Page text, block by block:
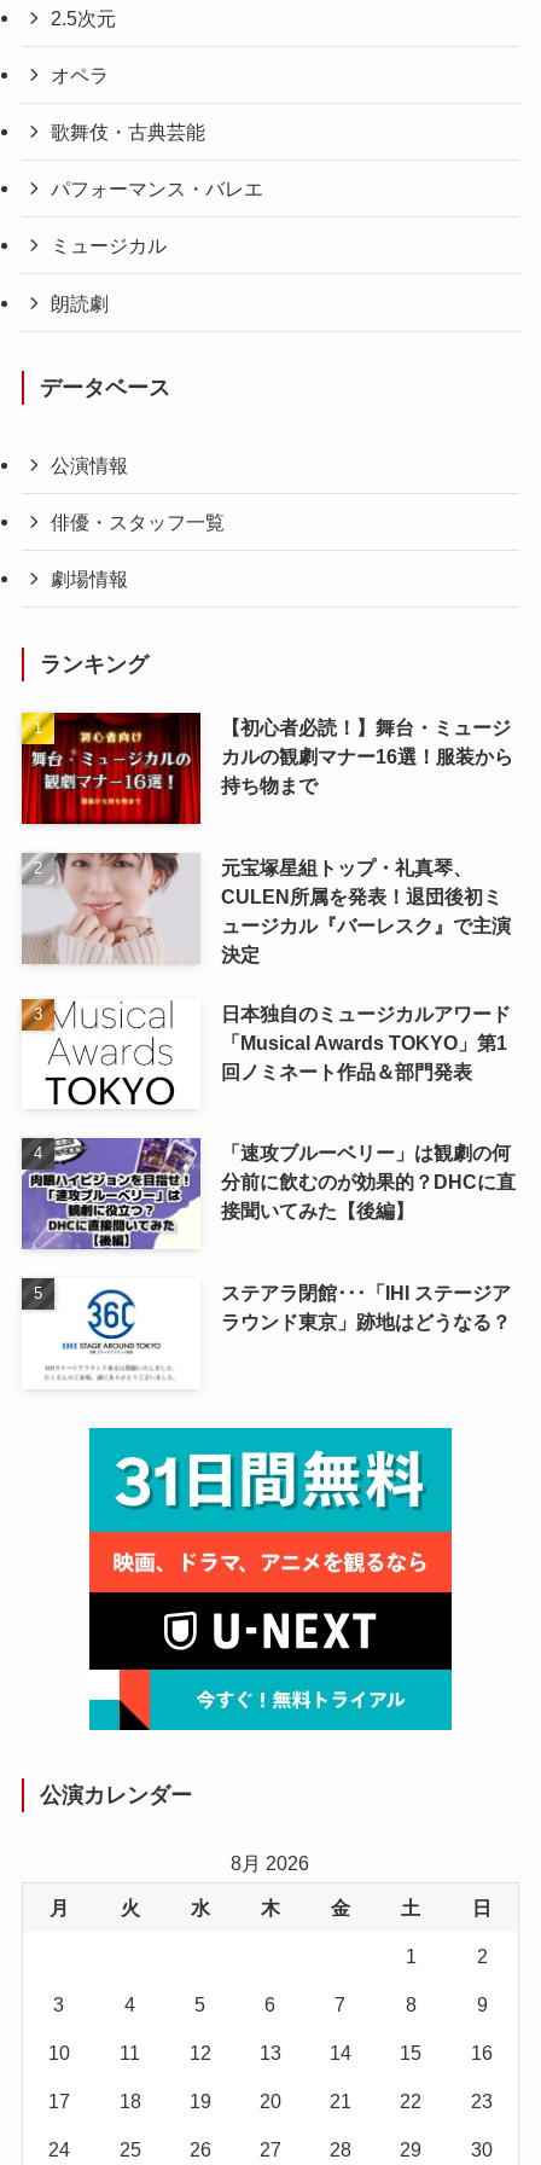
2.5次元
オペラ
歌舞伎・古典芸能
パフォーマンス・バレエ
ミュージカル
朗読劇
データベース
公演情報
俳優・スタッフ一覧
劇場情報
ランキング
【初心者必読！】舞台・ミュージ
カルの観劇マナー16選！服装から
持ち物まで
元宝塚星組トップ・礼真琴、
CULEN所属を発表！退団後初ミ
ュージカル『バーレスク』で主演
決定
日本独自のミュージカルアワード
「Musical Awards TOKYO」第1
回ノミネート作品＆部門発表
「速攻ブルーベリー」は観劇の何
分前に飲むのが効果的？DHCに直
接聞いてみた【後編】
ステアラ閉館･･･「IHI ステージア
ラウンド東京」跡地はどうなる？
公演カレンダー
8月 2026
月 火 水 木 金 土 日
1 2
3 4 5 6 7 8 9
10 11 12 13 14 15 16
17 18 19 20 21 22 23
24 25 26 27 28 29 30